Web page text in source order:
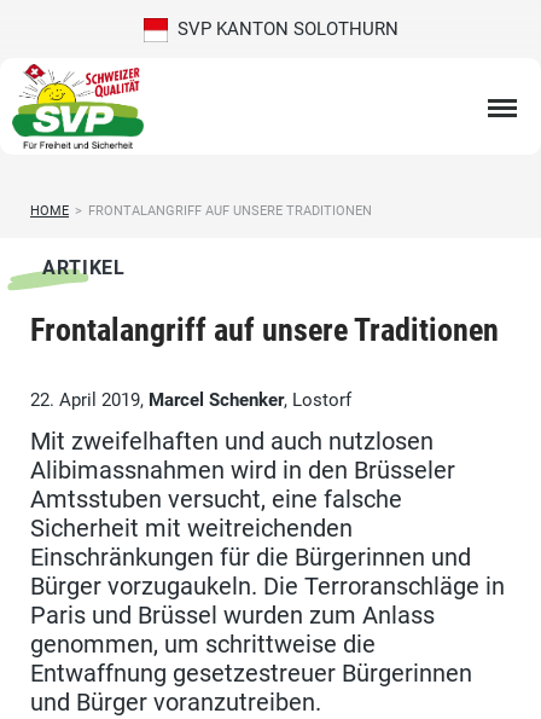
SVP KANTON SOLOTHURN
HOME > FRONTALANGRIFF AUF UNSERE TRADITIONEN
ARTIKEL
Frontalangriff auf unsere Traditionen
22. April 2019, Marcel Schenker, Lostorf
Mit zweifelhaften und auch nutzlosen
Alibimassnahmen wird in den Brüsseler
Amtsstuben versucht, eine falsche
Sicherheit mit weitreichenden
Einschränkungen für die Bürgerinnen und
Bürger vorzugaukeln. Die Terroranschläge in
Paris und Brüssel wurden zum Anlass
genommen, um schrittweise die
Entwaffnung gesetzestreuer Bürgerinnen
und Bürger voranzutreiben.